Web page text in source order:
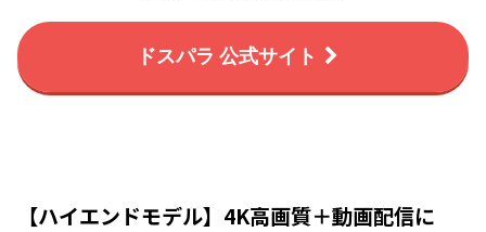
ドスパラ 公式サイト
【ハイエンドモデル】4K高画質＋動画配信に